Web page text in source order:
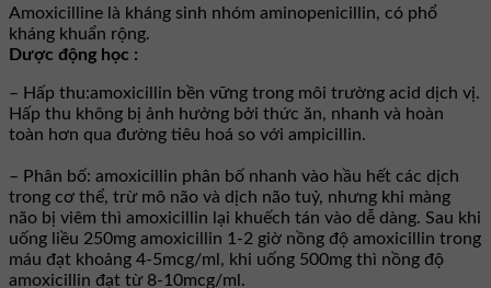
Amoxicilline là kháng sinh nhóm aminopenicillin, có phổ
kháng khuẩn rộng.
Dược động học :
– Hấp thu:amoxicillin bền vững trong môi trường acid dịch vị.
Hấp thu không bị ảnh hưởng bởi thức ăn, nhanh và hoàn
toàn hơn qua đường tiêu hoá so với ampicillin.
– Phân bố: amoxicillin phân bố nhanh vào hầu hết các dịch
trong cơ thể, trừ mô não và dịch não tuỷ, nhưng khi màng
não bị viêm thì amoxicillin lại khuếch tán vào dễ dàng. Sau khi
uống liều 250mg amoxicillin 1-2 giờ nồng độ amoxicillin trong
máu đạt khoảng 4-5mcg/ml, khi uống 500mg thì nồng độ
amoxicillin đạt từ 8-10mcg/ml.